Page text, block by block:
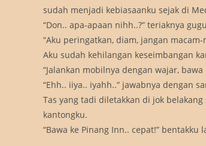
sudah menjadi kebiasaanku sejak di
“Don.. apa-apaan nihh..?” teriaknya
“Aku peringatkan, diam, jangan
Aku sudah kehilangan keseimbangan
“Jalankan mobilnya dengan wajar,
“Ehh.. iiya.. iyahh..” jawabnya dengan
Tas yang tadi diletakkan di jok
kantongku.
“Bawa ke Pinang Inn.. cepat!” bentakku